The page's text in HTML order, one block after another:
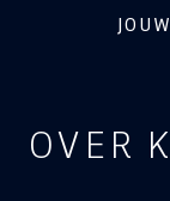
OVER